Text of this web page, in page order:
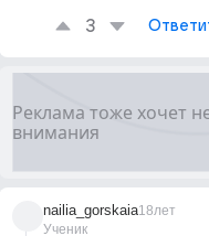
3
nailia_gorskaia
Ученик
18лет